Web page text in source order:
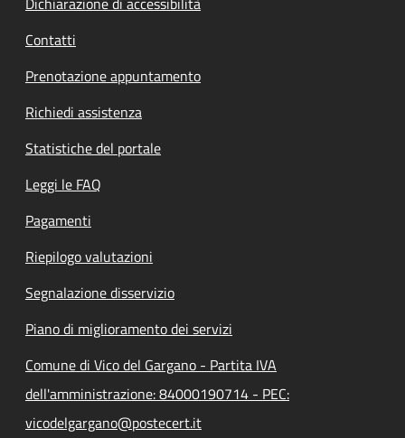
Contatti
Prenotazione appuntamento
Richiedi assistenza
Statistiche del portale
Leggi le FAQ
Pagamenti
Riepilogo valutazioni
Segnalazione disservizio
Piano di miglioramento dei servizi
Comune di Vico del Gargano - Partita IVA
dell'amministrazione: 84000190714 - PEC:
vicodelgargano@postecert.it